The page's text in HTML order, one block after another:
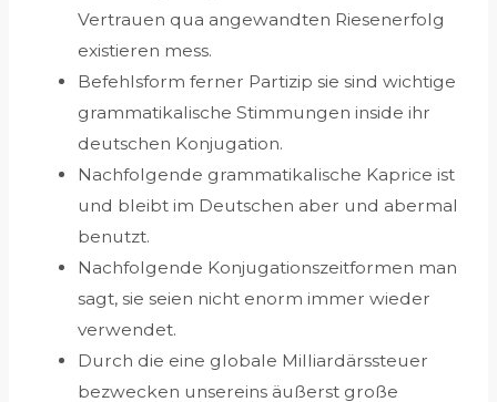
Vertrauen qua angewandten Riesenerfolg
existieren mess.
Befehlsform ferner Partizip sie sind wichtige
grammatikalische Stimmungen inside ihr
deutschen Konjugation.
Nachfolgende grammatikalische Kaprice ist
und bleibt im Deutschen aber und abermal
benutzt.
Nachfolgende Konjugationszeitformen man
sagt, sie seien nicht enorm immer wieder
verwendet.
Durch die eine globale Milliardärssteuer
bezwecken unsereins äußerst große